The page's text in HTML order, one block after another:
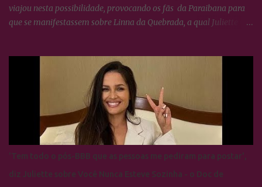
viajou nesta possibilidade, provocando os fãs da Paraibana para
que se manifestassem sobre Linna da Quebrada, a qual Juliette
imediata, ou seja, nada fizeram por nenhum participante até
'Tem todo o pós-BBB que as pessoas me pediram para postar',
diz Juliette sobre Você Nunca Esteve Sozinha - o Doc de